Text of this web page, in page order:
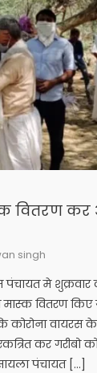
वितरण
singh
पंचायत मे
मास्क वितरण
कोरोना
कर गरीबो
पंचायत […]